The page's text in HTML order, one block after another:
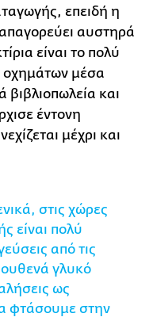
επειδή η
αυστηρά
είναι το πολύ
οχημάτων μέσα
και
έντονη
μέχρι και
στις χώρες
είναι πολύ
από τις
γλυκό
ως
φτάσουμε στην